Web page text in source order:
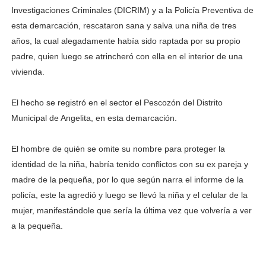
Investigaciones Criminales (DICRIM) y a la Policía Preventiva de
esta demarcación, rescataron sana y salva una niña de tres
años, la cual alegadamente había sido raptada por su propio
padre, quien luego se atrincheró con ella en el interior de una
vivienda.
El hecho se registró en el sector el Pescozón del Distrito
Municipal de Angelita, en esta demarcación.
El hombre de quién se omite su nombre para proteger la
identidad de la niña, habría tenido conflictos con su ex pareja y
madre de la pequeña, por lo que según narra el informe de la
policía, este la agredió y luego se llevó la niña y el celular de la
mujer, manifestándole que sería la última vez que volvería a ver
a la pequeña.